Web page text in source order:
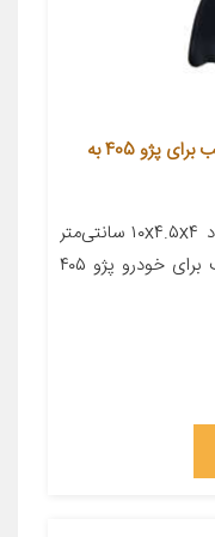
سر دنده تی ماتریکس مدل SLX مناسب برای پژو 405 به
معرفی محصول جزئیات محصول ابعاد ۱۰x۴.۵x۴ سانتی‌متر
جنس پلاستیک چرم مصنوعی مناسب برای خودرو پژو ۴۰۵